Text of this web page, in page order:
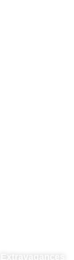
Extravagances